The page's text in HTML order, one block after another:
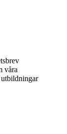
våra
utbildningar